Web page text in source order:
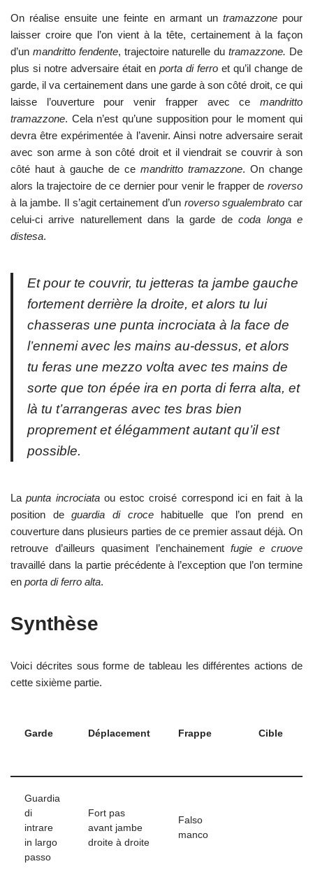
On réalise ensuite une feinte en armant un tramazzonepour
laisser croire que l’on vient à la tête, certainement à la façon
d’un mandritto fendente, trajectoire naturelle dutramazzone. De
plus si notre adversaire était en porta di ferro et qu’il change de
garde, il va certainement dans une garde à son côté droit, ce qui
laisse l’ouverture pour venir frapper avec ce mandritto
tramazzone. Cela n’est qu’une supposition pour le moment qui
devra être expérimentée à l’avenir. Ainsi notre adversaire serait
avec son arme à son côté droit et il viendrait se couvrir à son
côté haut à gauche de ce mandritto tramazzone. On change
alors la trajectoire de ce dernier pour venir le frapper de roverso
à la jambe. Il s’agit certainement d’un roverso sgualembrato car
celui-ci arrive naturellement dans la garde decoda longa e
distesa.
Et pour te couvrir, tu jetteras ta jambe gauche
fortement derrière la droite, et alors tu lui
chasseras une punta incrociata à la face de
l’ennemi avec les mains au-dessus, et alors
tu feras une mezzo volta avec tes mains de
sorte que ton épée ira en porta di ferra alta, et
là tu t’arrangeras avec tes bras bien
proprement et élégamment autant qu’il est
possible.
Lapunta incrociataou estoc croisé correspond ici en fait à la
position deguardia di crocehabituelle que l’on prend en
couverture dans plusieurs parties de ce premier assaut déjà. On
retrouve d’ailleurs quasiment l’enchainement fugie e cruove
travaillé dans la partie précédente à l’exception que l’on termine
en porta di ferro alta.
Synthèse
Voici décrites sous forme de tableau les différentes actions de
cette sixième partie.
Garde Déplacement Frappe Cible
Guardia
di
intrare
in largo
passo
Fort pas
avant jambe
droite à droite
Falso
manco